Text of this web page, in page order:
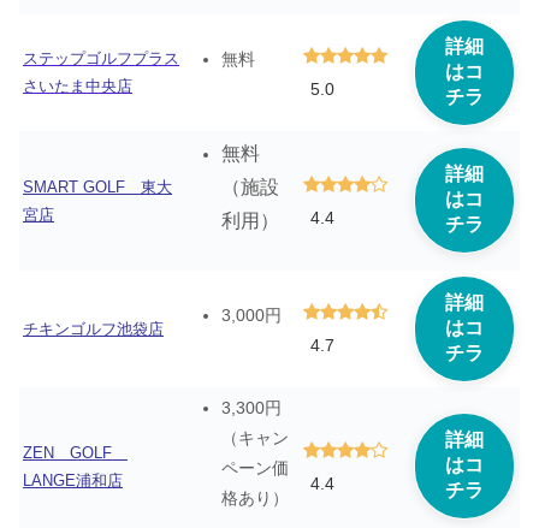
ステップゴルフプラス
さいたま中央店
無料
5.0
詳細
はコ
チラ
SMART GOLF 東大
宮店
無料
（施設
利用）
4.4
詳細
はコ
チラ
チキンゴルフ池袋店
3,000円
4.7
詳細
はコ
チラ
ZEN GOLF
LANGE浦和店
3,300円
（キャン
ペーン価
格あり）
4.4
詳細
はコ
チラ